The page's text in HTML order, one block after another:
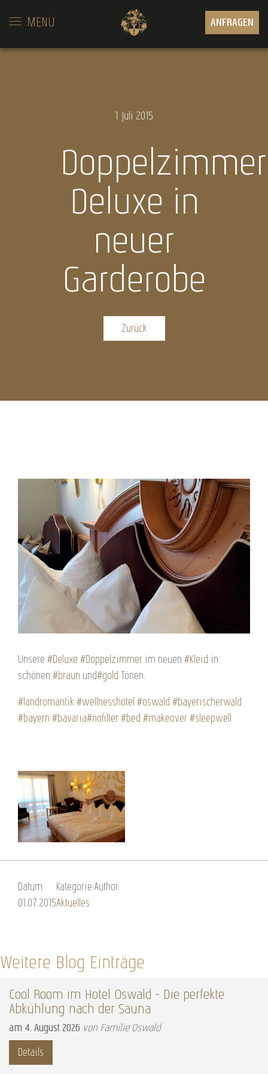
ANFRAGEN
MENÜ
1. Juli 2015
Doppelzimmer
Deluxe in
neuer
Garderobe
Zurück
Unsere ‪#‎Deluxe‬ ‪#‎Doppelzimmer‬ im neuen ‪#‎Kleid‬ in
schönen ‪#‎braun‬ und‪#‎gold‬ Tönen.
‪#‎ landromantik‬ ‪#‎wellnesshotel‬ ‪#‎oswald‬ ‪#‎bayerischerwald‬
‪#‎bayern‬ ‪#‎bavaria‬‪#‎nofilter‬ ‪#‎bed‬ ‪#‎makeover‬ ‪#‎sleepwell‬
Datum:
01.07.2015
Kategorie:
Aktuelles
Author:
Weitere Blog Einträge
Cool Room im Hotel Oswald – Die perfekte
Abkühlung nach der Sauna
am 4. August 2026 von Familie Oswald
Details